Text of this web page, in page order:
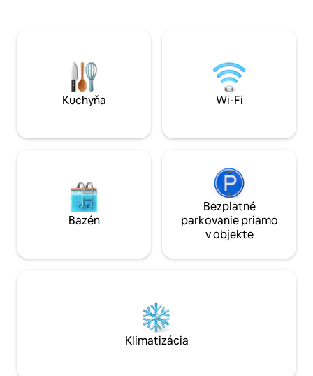
pekárne sú
Kuchyňa Wi-Fi
Bazén
Bezplatné
parkovanie priamo
v objekte
Klimatizácia